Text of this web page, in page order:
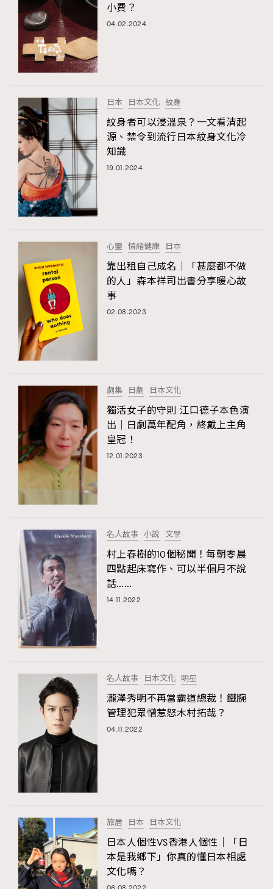
AFrenchMind
EmpowerF
FashionWeek
向ChanelN°5致敬
大時代小事情
時裝心理學
煲劇日常 334
玩物壯志 1
nmg.com.hk/privacy) 閱讀本公司的私隱政策聲明。
本人願意接收新傳媒集團的最新消息及其他宣傳資訊，本人同意
新傳媒集團使用本人的個人資料於任何推廣用途。
About us Collaboration Opportunity
Japan | Portugal | Spain
小費？
04.02.2024
日本 日本文化 紋身
紋身者可以浸溫泉？一文看清起
源、禁令到流行日本紋身文化冷
知識
19.01.2024
心靈 情緒健康 日本
靠出租自己成名｜「甚麼都不做
的人」森本祥司出書分享暖心故
事
02.08.2023
劇集 日劇 日本文化
獨活女子的守則 江口德子本色演
出｜日劇萬年配角，終戴上主角
皇冠！
12.01.2023
名人故事 小說 文學
村上春樹的10個秘聞！每朝零晨
四點起床寫作、可以半個月不說
話……
14.11.2022
名人故事 日本文化 明星
瀧澤秀明不再當霸道總裁！鐵腕
管理犯眾憎惹怒木村拓哉？
04.11.2022
旅居 日本 日本文化
日本人個性VS香港人個性｜「日
本是我鄉下」你真的懂日本相處
文化嗎？